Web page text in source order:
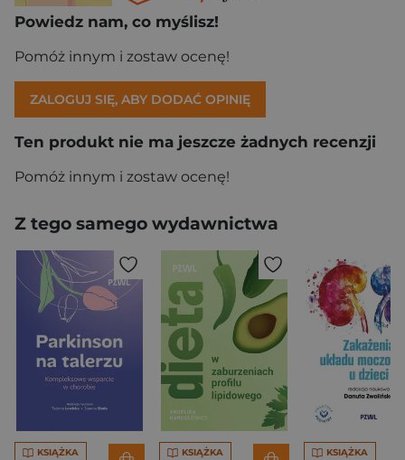
Powiedz nam, co myślisz!
Pomóż innym i zostaw ocenę!
ZALOGUJ SIĘ, ABY DODAĆ OPINIĘ
Ten produkt nie ma jeszcze żadnych recenzji
Pomóż innym i zostaw ocenę!
Z tego samego wydawnictwa
KSIĄŻKA KSIĄŻKA KSIĄŻKA